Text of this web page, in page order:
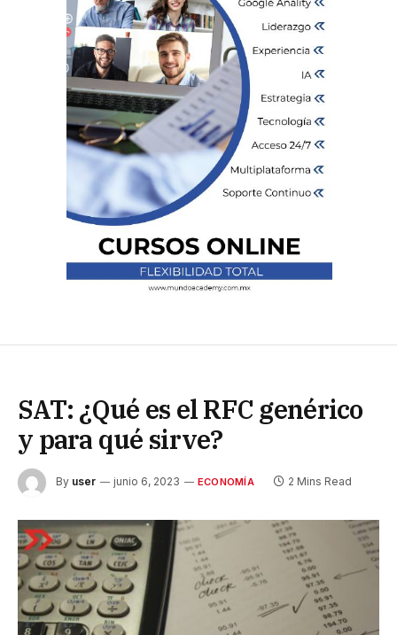
SAT: ¿Qué es el RFC genérico
y para qué sirve?
By user junio 6, 2023 ECONOMÍA 2 Mins Read